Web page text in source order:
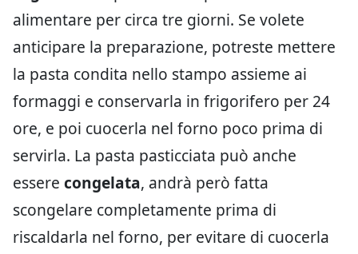
alimentare per circa tre giorni. Se volete
anticipare la preparazione, potreste mettere
la pasta condita nello stampo assieme ai
formaggi e conservarla in frigorifero per 24
ore, e poi cuocerla nel forno poco prima di
servirla. La pasta pasticciata può anche
essere congelata, andrà però fatta
scongelare completamente prima di
riscaldarla nel forno, per evitare di cuocerla